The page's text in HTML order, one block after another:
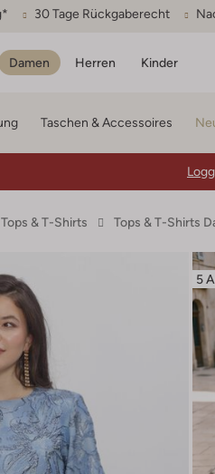
30 Tage Rückgaberecht
Damen Herren Kinder
Taschen & Accessoires
Tops & T-Shirts Tops & T-Shirts
5